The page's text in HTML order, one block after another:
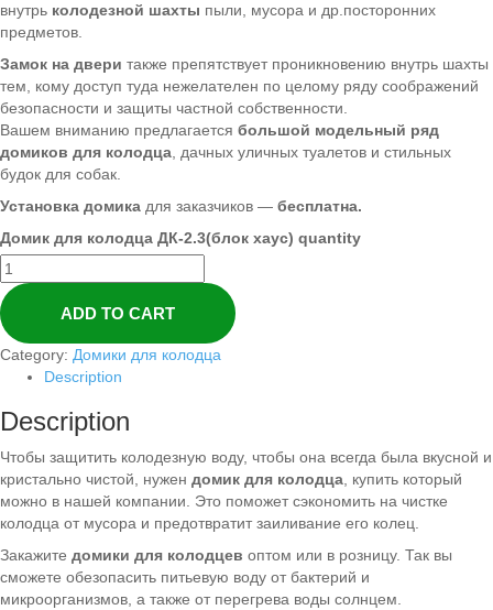
внутрь колодезной шахты пыли, мусора и др.посторонних
предметов.
Замок на двери также препятствует проникновению внутрь шахты
тем, кому доступ туда нежелателен по целому ряду соображений
безопасности и защиты частной собственности.
Вашем вниманию предлагается большой модельный ряд
домиков для колодца, дачных уличных туалетов и стильных
будок для собак.
Установка домика для заказчиков — бесплатна.
Домик для колодца ДК-2.3(блок хаус) quantity
ADD TO CART
Category: Домики для колодца
Description
Description
Чтобы защитить колодезную воду, чтобы она всегда была вкусной и
кристально чистой, нужен домик для колодца, купить который
можно в нашей компании. Это поможет сэкономить на чистке
колодца от мусора и предотвратит заиливание его колец.
Закажите домики для колодцев оптом или в розницу. Так вы
сможете обезопасить питьевую воду от бактерий и
микроорганизмов, а также от перегрева воды солнцем.